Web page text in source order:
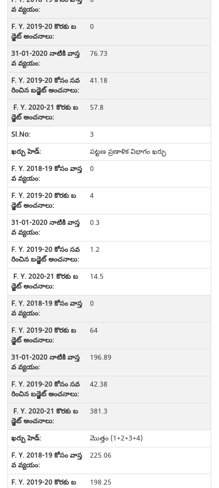
0
76.73
41.18
57.8
3
పట్టణ ప్రణాళిక విభాగం ఖర్చు
0
4
0.3
1.2
14.5
0
64
196.89
42.38
381.3
మొత్తం (1+2+3+4)
225.06
198.25